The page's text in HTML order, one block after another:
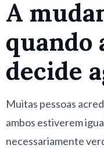
A
quando
decide
Muitas pessoas
ambos estiverem
necessariamente